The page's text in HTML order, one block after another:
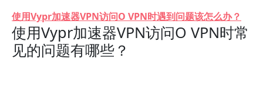
使用Vypr加速器VPN访问O VPN时遇到问题该怎么办？
使用Vypr加速器VPN访问O VPN时常
见的问题有哪些？